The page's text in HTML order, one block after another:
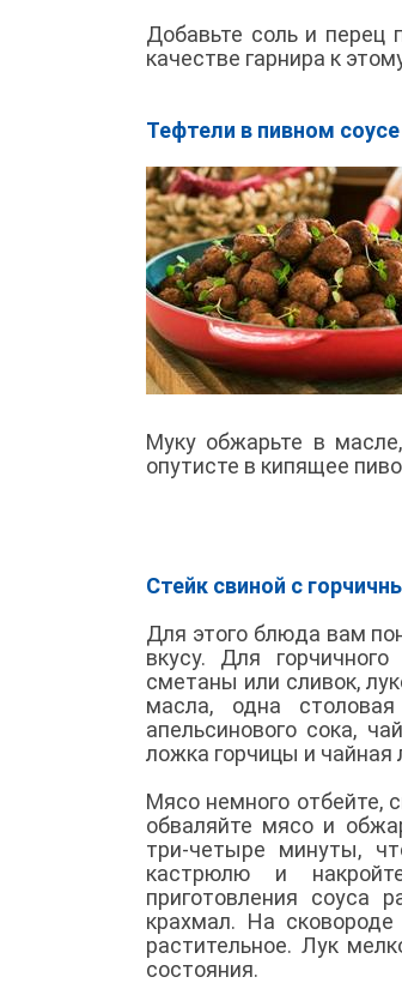
Добавьте соль и перец
качестве гарнира к
Тефтели в пивном соусе
Муку обжарьте в
опутисте в кипящее
Стейк свиной с
Для этого блюда вам
вкусу. Для
сметаны или сливок,
масла, одна
апельсинового сока,
ложка горчицы и чайная
Мясо немного отбейте,
обваляйте мясо и
три-четыре минуты,
кастрюлю и
приготовления соуса
крахмал. На
растительное. Лук
состояния.